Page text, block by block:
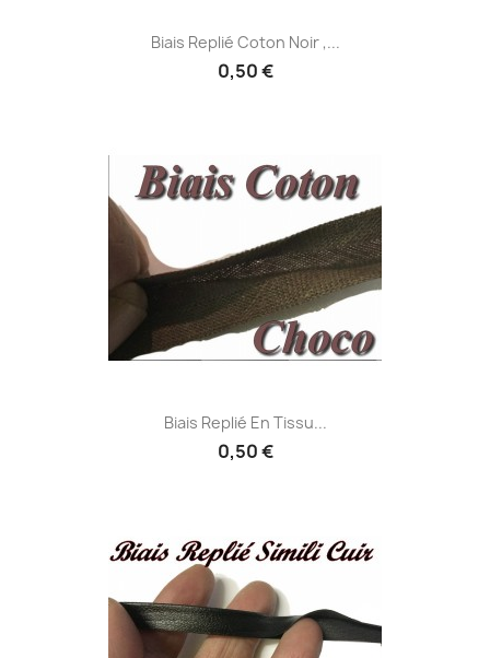
Biais Replié Coton Noir ,...
0,50 €
Biais Replié En Tissu...
0,50 €